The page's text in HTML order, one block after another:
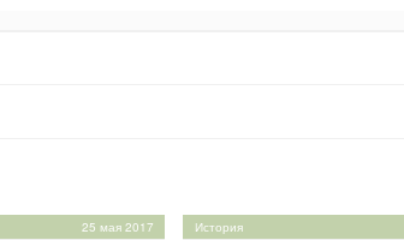
25 мая 2017 История